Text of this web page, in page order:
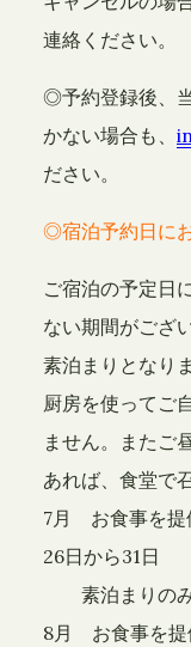
連絡ください。
◎予約登録後、
かない場合も、
ださい。
◎宿泊予約日に
ご宿泊の予定日
ない期間がござ
素泊まりとなり
厨房を使ってご
ません。またご
あれば、食堂で
7月 お食事を
26日から31日
素泊まりのみ
8月 お食事を